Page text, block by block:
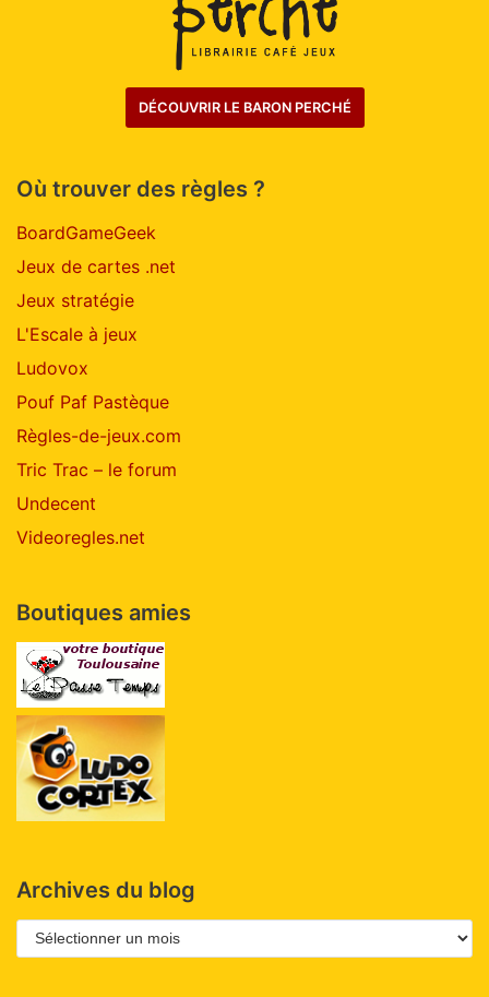
DÉCOUVRIR LE BARON PERCHÉ
Où trouver des règles ?
BoardGameGeek
Jeux de cartes .net
Jeux stratégie
L'Escale à jeux
Ludovox
Pouf Paf Pastèque
Règles-de-jeux.com
Tric Trac – le forum
Undecent
Videoregles.net
Boutiques amies
Archives du blog